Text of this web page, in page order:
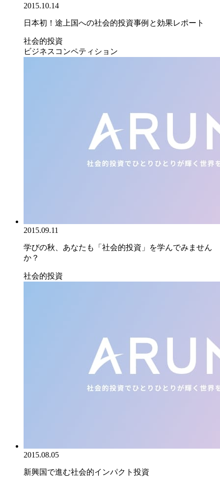
2015.10.14
日本初！途上国への社会的投資事例と効果レポート
社会的投資
ビジネスコンペティション
2015.09.11
学びの秋、あなたも「社会的投資」を学んでみません
か？
社会的投資
2015.08.05
新興国で進む社会的インパクト投資